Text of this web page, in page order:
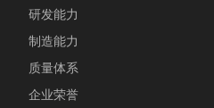
研发能力
制造能力
质量体系
企业荣誉